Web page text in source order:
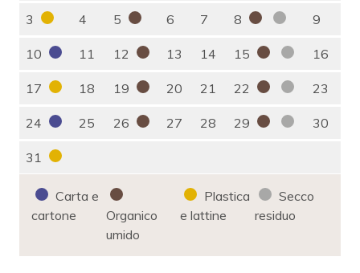
3 4 5 6 7 8 9
10 11 12 13 14 15 16
17 18 19 20 21 22 23
24 25 26 27 28 29 30
31
Carta e
cartone
Organico
umido
Plastica
e lattine
Secco
residuo